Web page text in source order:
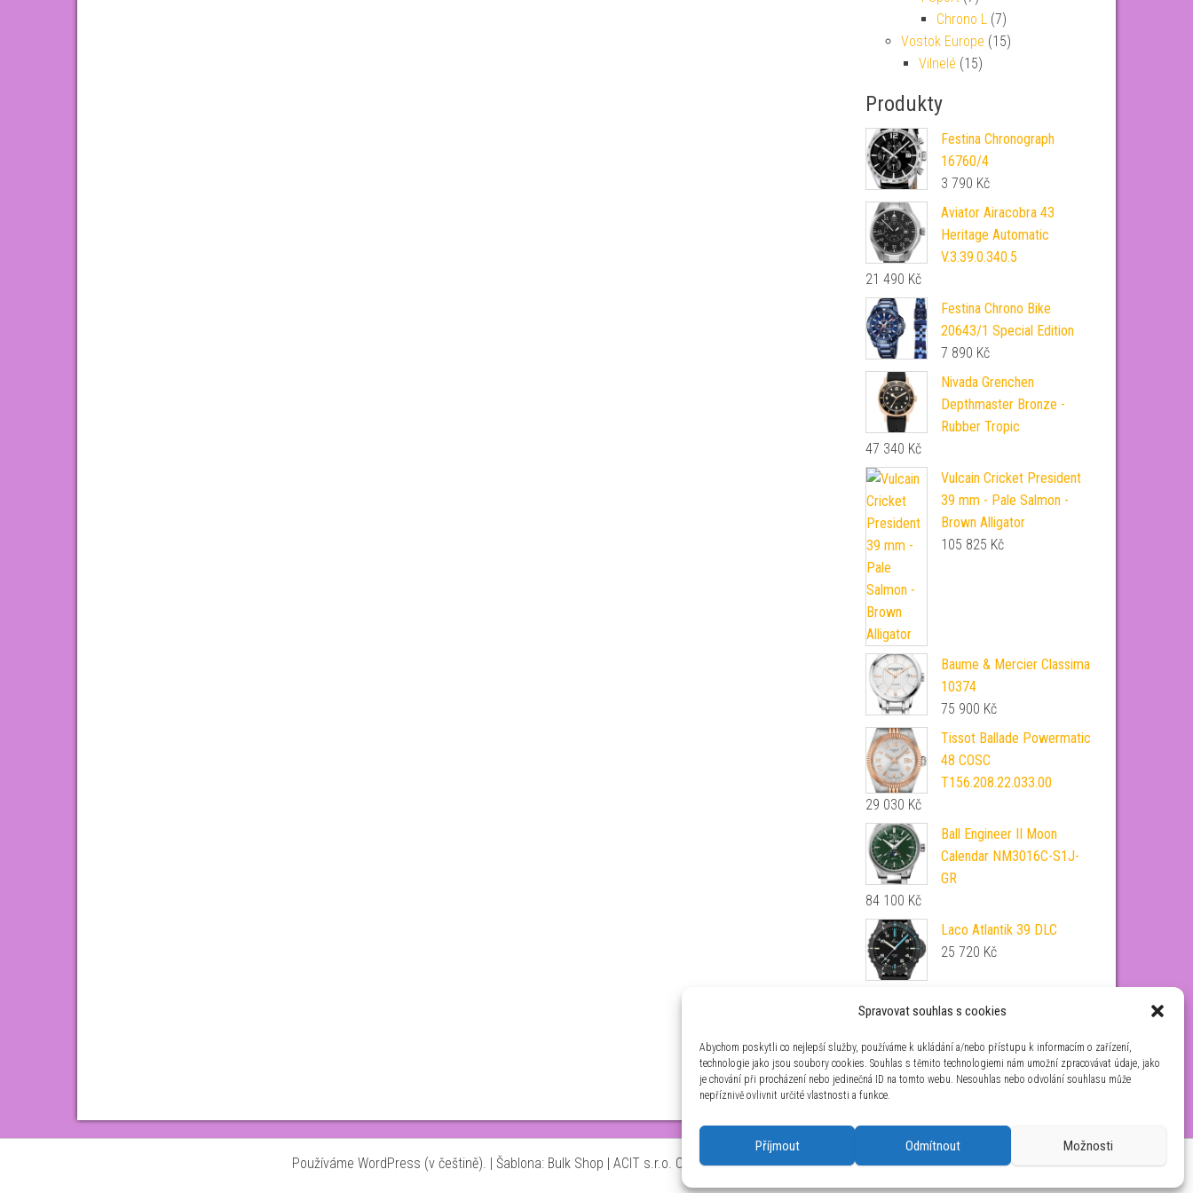
Spravovat souhlas s cookies
Abychom poskytli co nejlepší služby, používáme k ukládání a/nebo přístupu k informacím o zařízení,
technologie jako jsou soubory cookies. Souhlas s těmito technologiemi nám umožní zpracovávat údaje, jako
je chování při procházení nebo jedinečná ID na tomto webu. Nesouhlas nebo odvolání souhlasu může
nepříznivě ovlivnit určité vlastnosti a funkce.
Příjmout Odmítnout Možnosti
Chrono L (7)
Vostok Europe (15)
Vilnelé (15)
Produkty
Festina Chronograph
16760/4
3 790 Kč
Aviator Airacobra 43
Heritage Automatic
V.3.39.0.340.5
21 490 Kč
Festina Chrono Bike
20643/1 Special Edition
7 890 Kč
Nivada Grenchen
Depthmaster Bronze -
Rubber Tropic
47 340 Kč
Vulcain Cricket President
39 mm - Pale Salmon -
Brown Alligator
105 825 Kč
Baume & Mercier Classima
10374
75 900 Kč
Tissot Ballade Powermatic
48 COSC
T156.208.22.033.00
29 030 Kč
Ball Engineer II Moon
Calendar NM3016C-S1J-
GR
84 100 Kč
Laco Atlantik 39 DLC
25 720 Kč
Automatic COSC
T142.464.16.062.00
22 630Kč
Používáme WordPress (v češtině). | Šablona: Bulk Shop | ACIT s.r.o. Chodovská 228/3 Praha 4 IČ: 26454424